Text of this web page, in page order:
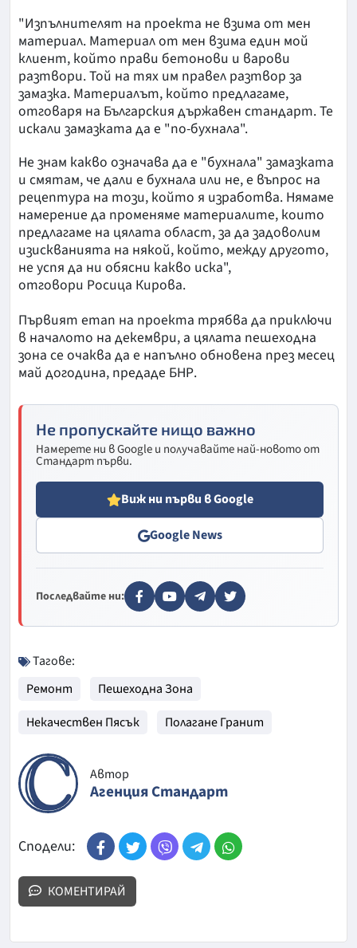
"Изпълнителят на проекта не взима от мен
материал. Материал от мен взима един мой
клиент, който прави бетонови и варови
разтвори. Той на тях им правел разтвор за
замазка. Материалът, който предлагаме,
отговаря на Българския държавен стандарт. Те
искали замазката да е "по-бухнала".
Не знам какво означава да е "бухнала" замазката
и смятам, че дали е бухнала или не, е въпрос на
рецептура на този, който я изработва. Нямаме
намерение да променяме материалите, които
предлагаме на цялата област, за да задоволим
изискванията на някой, който, между другото,
не успя да ни обясни какво иска",
отговори Росица Кирова.
Първият етап на проекта трябва да приключи
в началото на декември, а цялата пешеходна
зона се очаква да е напълно обновена през месец
май догодина, предаде БНР.
Не пропускайте нищо важно
Намерете ни в Google и получавайте най-новото от
Стандарт първи.
Виж ни първи в Google
Google News
Последвайте ни:
Тагове:
Ремонт
Пешеходна Зона
Некачествен Пясък
Полагане Гранит
Автор
Агенция Стандарт
Сподели:
КОМЕНТИРАЙ